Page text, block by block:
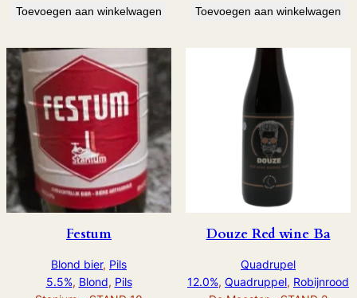
Toevoegen aan winkelwagen Toevoegen aan winkelwagen
Festum
Blond bier, Pils
5.5%, Blond, Pils
Douze Red wine Ba
Quadrupel
12.0%, Quadruppel, Robijnrood